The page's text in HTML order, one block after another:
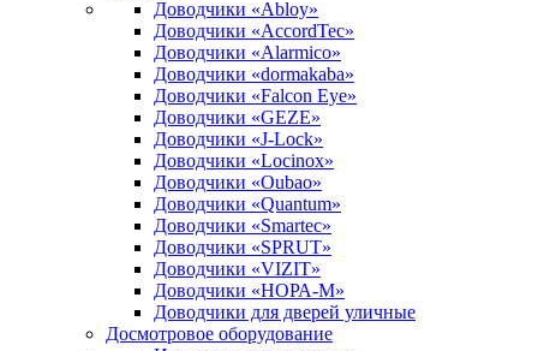
Доводчики «Abloy»
Доводчики «AccordTec»
Доводчики «Alarmico»
Доводчики «dormakaba»
Доводчики «Falcon Eye»
Доводчики «GEZE»
Доводчики «J-Lock»
Доводчики «Locinox»
Доводчики «Oubao»
Доводчики «Quantum»
Доводчики «Smartec»
Доводчики «SPRUT»
Доводчики «VIZIT»
Доводчики «НОРА-М»
Доводчики для дверей уличные
Досмотровое оборудование